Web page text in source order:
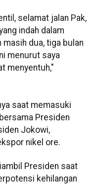
selamat jalan Pak,
indah dalam
dua, tiga bulan
menurut saya
menyentuh,"
saat memasuki
Presiden
Jokowi,
nikel ore.
Presiden saat
kehilangan